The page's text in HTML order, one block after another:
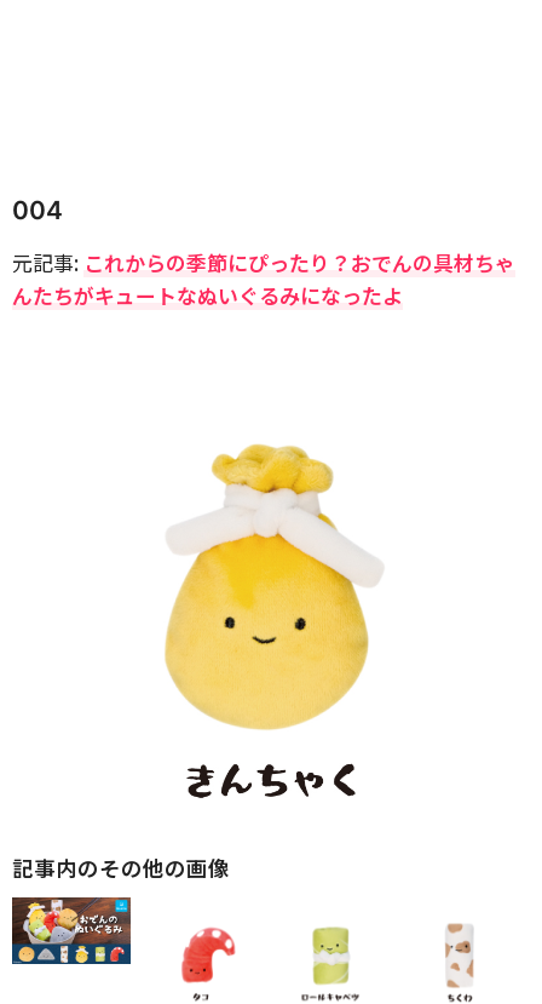
004
元記事: これからの季節にぴったり？おでんの具材ちゃ
んたちがキュートなぬいぐるみになったよ
記事内のその他の画像